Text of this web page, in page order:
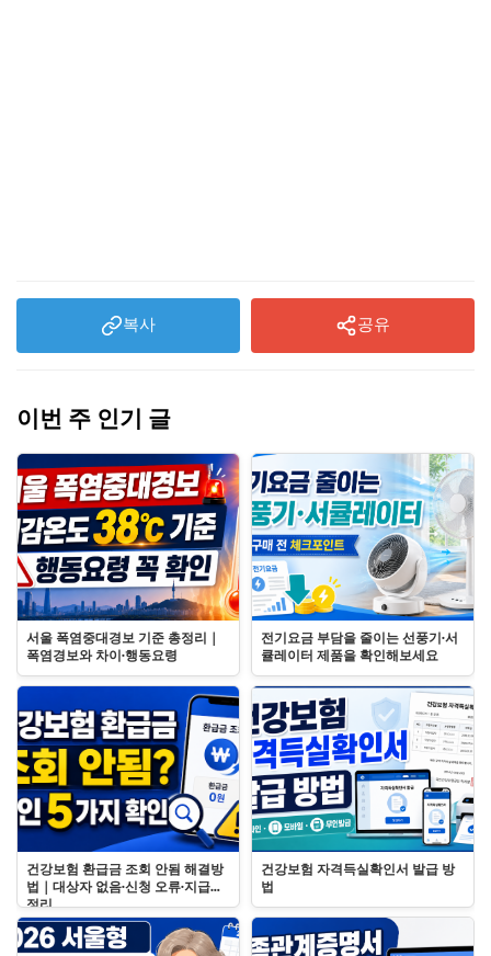
복사 공유
이번 주 인기 글
서울 폭염중대경보 기준 총정리｜
폭염경보와 차이·행동요령
전기요금 부담을 줄이는 선풍기·서
큘레이터 제품을 확인해보세요
건강보험 환급금 조회 안됨 해결방
법｜대상자 없음·신청 오류·지급일
정리
건강보험 자격득실확인서 발급 방
법